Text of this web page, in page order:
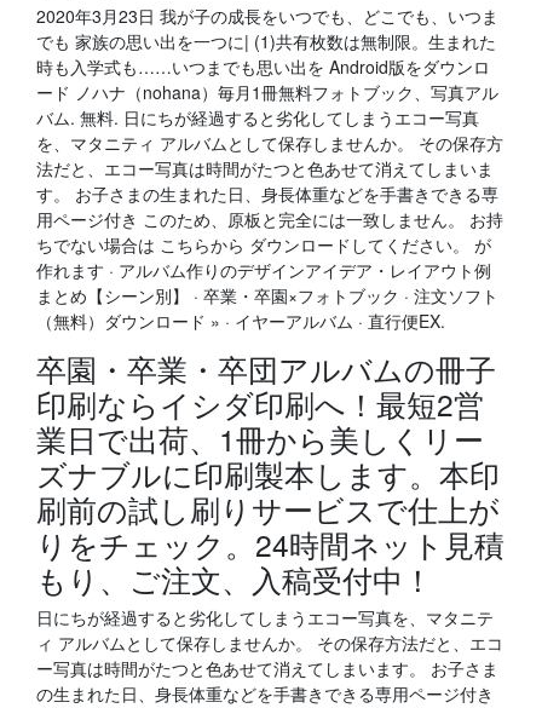
2020年3月23日 我が子の成長をいつでも、どこでも、いつま
でも 家族の思い出を一つに| (1)共有枚数は無制限。生まれた
時も入学式も……いつまでも思い出を Android版をダウンロ
ード ノハナ（nohana）毎月1冊無料フォトブック、写真アル
バム. 無料. 日にちが経過すると劣化してしまうエコー写真
を、マタニティ アルバムとして保存しませんか。 その保存方
法だと、エコー写真は時間がたつと色あせて消えてしまいま
す。 お子さまの生まれた日、身長体重などを手書きできる専
用ページ付き このため、原板と完全には一致しません。 お持
ちでない場合は こちらから ダウンロードしてください。 が
作れます · アルバム作りのデザインアイデア・レイアウト例
まとめ【シーン別】 · 卒業・卒園×フォトブック · 注文ソフト
（無料）ダウンロード » · イヤーアルバム · 直行便EX.
卒園・卒業・卒団アルバムの冊子
印刷ならイシダ印刷へ！最短2営
業日で出荷、1冊から美しくリー
ズナブルに印刷製本します。本印
刷前の試し刷りサービスで仕上が
りをチェック。24時間ネット見積
もり、ご注文、入稿受付中！
日にちが経過すると劣化してしまうエコー写真を、マタニテ
ィ アルバムとして保存しませんか。 その保存方法だと、エコ
ー写真は時間がたつと色あせて消えてしまいます。 お子さま
の生まれた日、身長体重などを手書きできる専用ページ付き